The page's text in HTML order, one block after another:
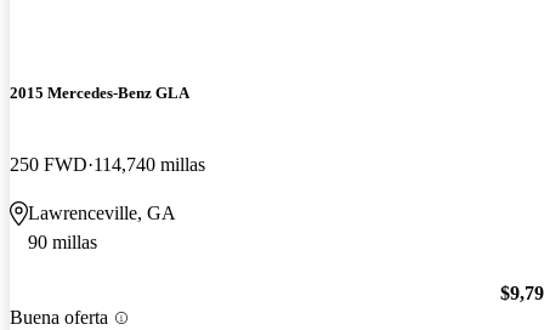
2015 Mercedes-Benz GLA
250 FWD 114,740 millas
Lawrenceville, GA
90 millas
Buena oferta